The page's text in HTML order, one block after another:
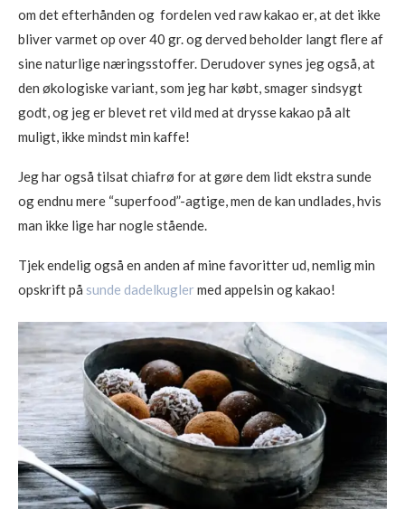
om det efterhånden og fordelen ved raw kakao er, at det ikke
bliver varmet op over 40 gr. og derved beholder langt flere af
sine naturlige næringsstoffer. Derudover synes jeg også, at
den økologiske variant, som jeg har købt, smager sindsygt
godt, og jeg er blevet ret vild med at drysse kakao på alt
muligt, ikke mindst min kaffe!
Jeg har også tilsat chiafrø for at gøre dem lidt ekstra sunde
og endnu mere “superfood”-agtige, men de kan undlades, hvis
man ikke lige har nogle stående.
Tjek endelig også en anden af mine favoritter ud, nemlig min
opskrift på sunde dadelkuglermed appelsin og kakao!